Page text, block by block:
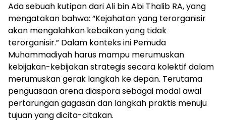
Ada sebuah kutipan dari Ali bin Abi Thalib RA, yang
mengatakan bahwa: “Kejahatan yang terorganisir
akan mengalahkan kebaikan yang tidak
terorganisir.” Dalam konteks ini Pemuda
Muhammadiyah harus mampu merumuskan
kebijakan-kebijakan strategis secara kolektif dalam
merumuskan gerak langkah ke depan. Terutama
penguasaan arena diaspora sebagai modal awal
pertarungan gagasan dan langkah praktis menuju
tujuan yang dicita-citakan.